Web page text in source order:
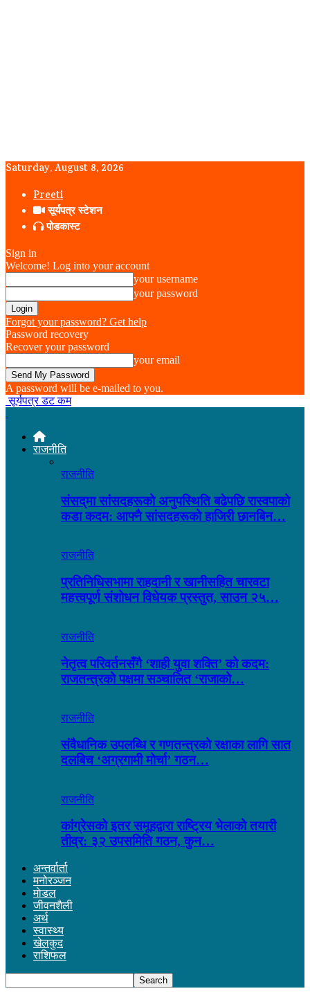
Saturday, August 8, 2026
Preeti
सूर्यपत्र स्टेशन
पोडकास्ट
Sign in
Welcome! Log into your account
your username
your password
Forgot your password? Get help
Password recovery
Recover your password
your email
A password will be e-mailed to you.
सूर्यपत्र डट कम
राजनीति
राजनीति
संसद्‌मा सांसदहरूको अनुपस्थिति बढेपछि रास्वपाको
कडा कदम: आफ्नै सांसदहरूको हाजिरी छानबिन…
राजनीति
प्रतिनिधिसभामा राहदानी र खानीसहित चारवटा
महत्त्वपूर्ण संशोधन विधेयक प्रस्तुत, साउन २५…
राजनीति
नेतृत्व परिवर्तनसँगै ‘शाही युवा शक्ति’ को कदम:
राजतन्त्रको पक्षमा सञ्चालित ‘राजाको…
राजनीति
संवैधानिक उपलब्धि र गणतन्त्रको रक्षाका लागि सात
दलबिच ‘अग्रगामी मोर्चा’ गठन…
राजनीति
कांग्रेसको इतर समूहद्वारा राष्ट्रिय भेलाको तयारी
तीव्र: ३२ उपसमिति गठन, कुन…
अन्तर्वार्ता
मनोरञ्जन
माेडल
जीवनशैली
अर्थ
स्वास्थ्य
खेलकुद
राशिफल